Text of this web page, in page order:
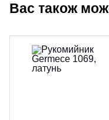
Вас також